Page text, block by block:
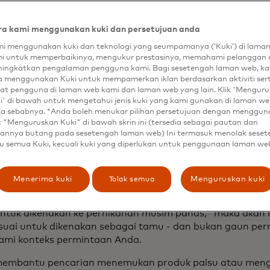
percakapan. Shopping Muse adalah langkah
kesenjangan antara bagaimana orang benar-benar
fungsi merespons secara bergantian, tetapi kami
yang harus dilakukan. Jadi hari ini, kami
keahlian teknologi dan wawasan unik kami untuk
Searchopens in a new tab
, inovasi terbaru kami dari Dynamic Yield.
hingga kejelasan
oleh AI dan personalisasi eksklusif, Experience Search
tradisional untuk menyatukan maksud pembeli
kunci yang berperan di sini. Mari kita uraikan.
memungkinkan pencarian untuk memahami nuansa.
dikenakan ke pernikahan musim panas," maka akan
untuk dikenakan sebagai tamu - dan bukan gaun
konteks permintaan Anda.
pencarian menemukan produk palsu atau
kami menggunakan kuki dan persetujuan anda
menggunakan kuki dan teknologi yang seumpamanya (‘Kuki’) di
untuk memperbaikinya, mengukur prestasinya, memahami pelanggan
pengalaman pengguna kami. Bagi sesetengah laman web,
menggunakan Kuki untuk mempamerkan iklan berdasarkan aktiviti
pengguna di laman web kami dan laman web yang lain. Klik
di bawah untuk mengetahui jenis kuki yang kami gunakan di laman
sebabnya. *Anda boleh menukar pilihan persetujuan dengan
"Menguruskan Kuki" di bawah skrin ini (tersedia sebagai pautan dan
butang pada sesetengah laman web) Ini termasuk menolak
semua Kuki, kecuali kuki yang diperlukan untuk penggunaan laman
Menerima kuki Tolak semua Menguruskan kuki